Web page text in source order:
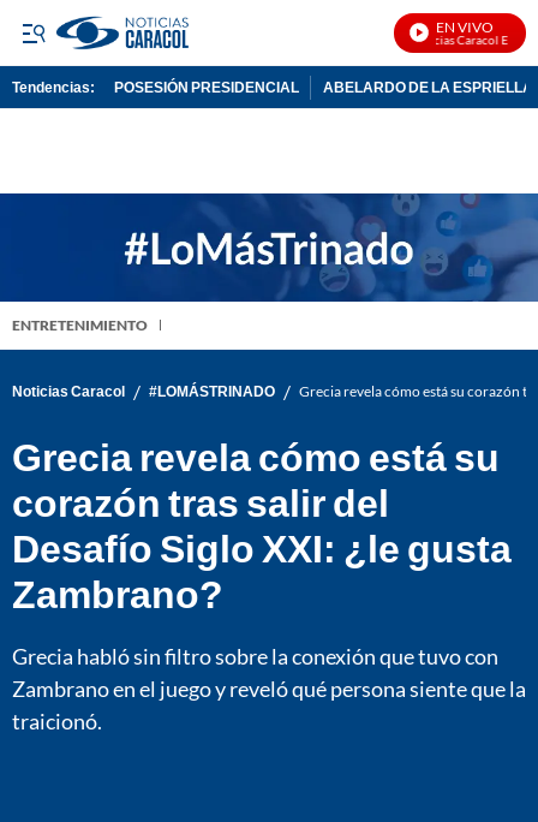
EN VIVO
Noticias Caracol En Vivo
Tendencias: POSESIÓN PRESIDENCIAL ABELARDO DE LA ESPRIELLA
ENTRETENIMIENTO
Noticias Caracol / #LOMÁSTRINADO / Grecia revela cómo está su corazón
Grecia revela cómo está su
corazón tras salir del
Desafío Siglo XXI: ¿le gusta
Zambrano?
Grecia habló sin filtro sobre la conexión que tuvo con
Zambrano en el juego y reveló qué persona siente que la
traicionó.